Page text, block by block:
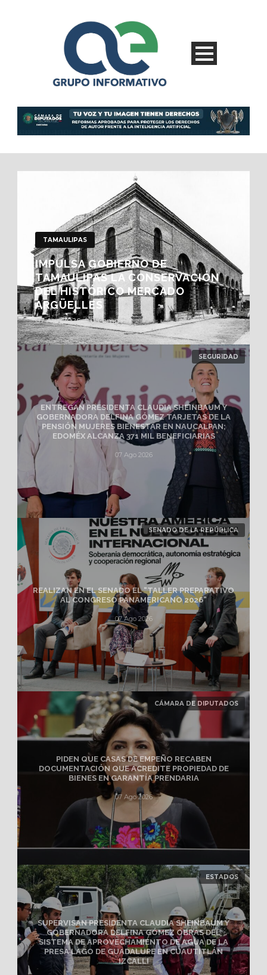
TAMAULIPAS
IMPULSA GOBIERNO DE
TAMAULIPAS LA CONSERVACIÓN
DEL HISTÓRICO MERCADO
ARGÜELLES
07 Ago 2026 / 0 Comment
ENTREGAN PRESIDENTA CLAUDIA SHEINBAUM Y
GOBERNADORA DELFINA GÓMEZ TARJETAS DE LA
PENSIÓN MUJERES BIENESTAR EN NAUCALPAN;
EDOMÉX ALCANZA 371 MIL BENEFICIARIAS
07 Ago 2026
SEGURIDAD
REALIZAN EN EL SENADO EL “TALLER PREPARATIVO
AL CONGRESO PANAMERICANO 2026”
07 Ago 2026
SENADO DE LA REPÚBLICA
PIDEN QUE CASAS DE EMPEÑO RECABEN
DOCUMENTACIÓN QUE ACREDITE PROPIEDAD DE
BIENES EN GARANTÍA PRENDARIA
07 Ago 2026
CÁMARA DE DIPUTADOS
SUPERVISAN PRESIDENTA CLAUDIA SHEINBAUM Y
GOBERNADORA DELFINA GÓMEZ OBRAS DEL
SISTEMA DE APROVECHAMIENTO DE AGUA DE LA
PRESA LAGO DE GUADALUPE EN CUAUTITLÁN
IZCALLI
ESTADOS